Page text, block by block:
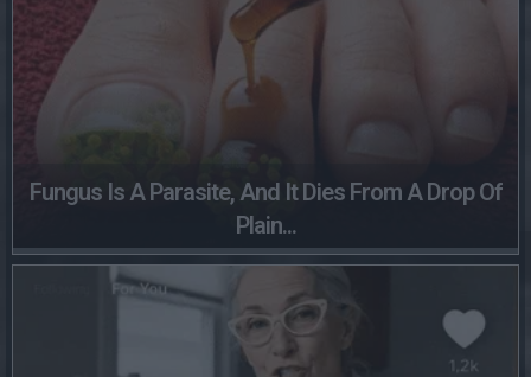
Fungus Is A Parasite, And It Dies From A Drop Of
Plain...